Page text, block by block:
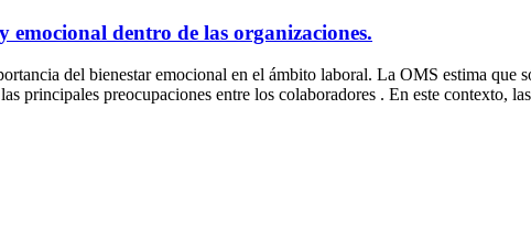
dentro de las organizaciones.
del bienestar emocional en el ámbito laboral. La OMS estima que
principales preocupaciones entre los colaboradores . En este contexto,